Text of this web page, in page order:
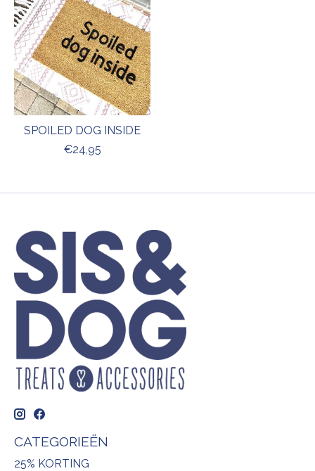
SPOILED DOG INSIDE
€24,95
CATEGORIEËN
25% KORTING